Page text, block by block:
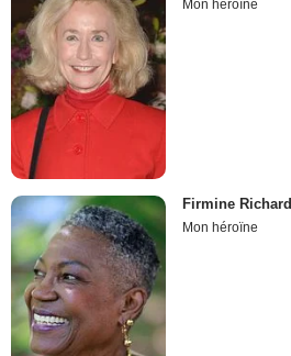
Mon héroïne
Firmine Richard
Mon héroïne